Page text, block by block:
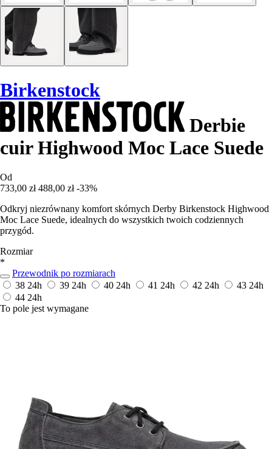
Birkenstock
Derbie
cuir Highwood Moc Lace Suede
Od
733,00 zł 488,00 zł -33%
Odkryj niezrównany komfort skórnych Derby Birkenstock Highwood
Moc Lace Suede, idealnych do wszystkich twoich codziennych
przygód.
Rozmiar
*
Przewodnik po rozmiarach
38 24h 39 24h 40 24h 41 24h 42 24h 43 24h
44 24h
To pole jest wymagane